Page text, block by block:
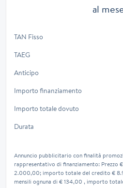
al
TAN Fisso
TAEG
Anticipo
Importo finanziamento
Importo totale dovuto
Durata
Annuncio pubblicitario con finalità
rappresentativo di finanziamento: Prezzo
2.000,00; importo totale del credito €
mensili ognuna di € 134,00 , importo